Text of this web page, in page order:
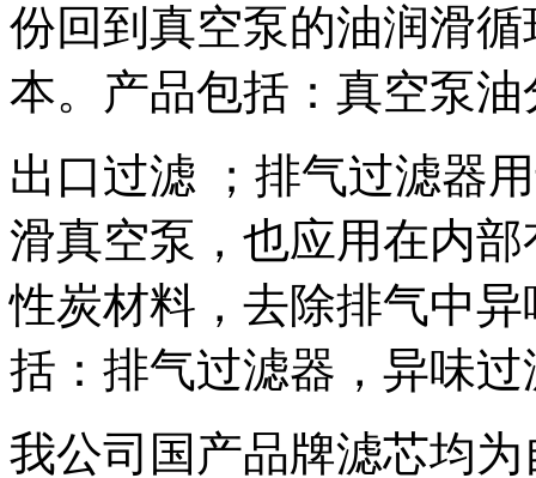
份回到真空泵的油润滑
本。产品包括：真空泵
出口过滤 ；排气过滤器
滑真空泵，也应用在内
性炭材料，去除排气中
括：排气过滤器，异味
我公司国产品牌滤芯均